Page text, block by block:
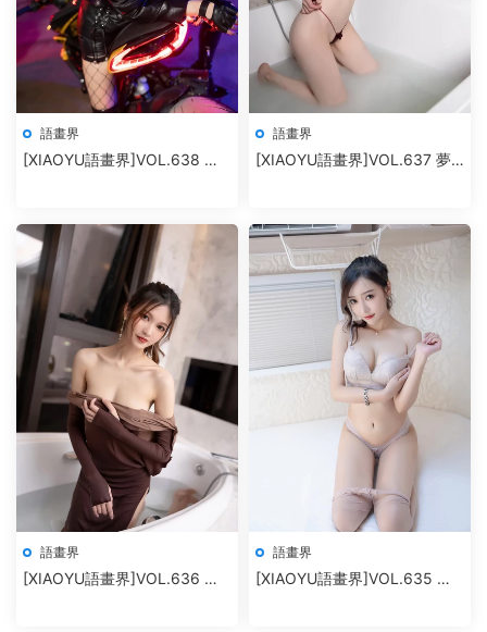
語畫界
[XIAOYU語畫界]VOL.638 楊
語畫界
[XIAOYU語畫界]VOL.637 夢
語畫界
[XIAOYU語畫界]VOL.636 程
語畫界
[XIAOYU語畫界]VOL.635 王